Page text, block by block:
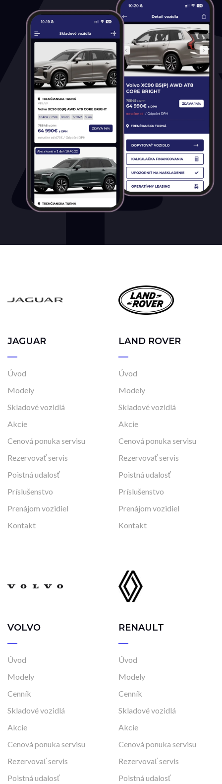
JAGUAR
Úvod
Modely
Skladové vozidlá
Akcie
Cenová ponuka servisu
Rezervovať servis
Poistná udalosť
Príslušenstvo
Prenájom vozidiel
Kontakt
LAND ROVER
Úvod
Modely
Skladové vozidlá
Akcie
Cenová ponuka servisu
Rezervovať servis
Poistná udalosť
Príslušenstvo
Prenájom vozidiel
Kontakt
VOLVO
Úvod
Modely
Cenník
Skladové vozidlá
Akcie
Cenová ponuka servisu
Rezervovať servis
Poistná udalosť
RENAULT
Úvod
Modely
Cenník
Skladové vozidlá
Akcie
Cenová ponuka servisu
Rezervovať servis
Poistná udalosť